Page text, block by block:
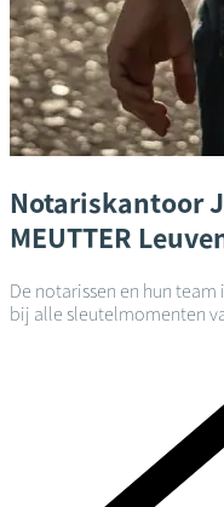
Notariskantoor
MEUTTER
De notarissen en hun
bij alle sleutelmomenten